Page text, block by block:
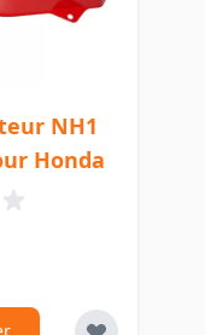
NH1
Honda